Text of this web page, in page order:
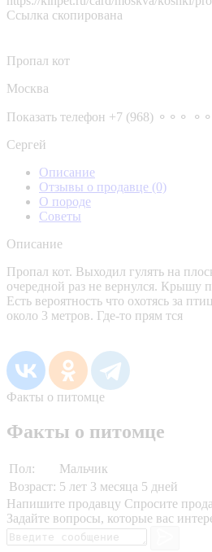
Ссылка скопирована
Пропал кот
Москва
Показать телефон +7 (968) ⚬⚬⚬
Сергей
Описание
Отзывы о продавце (0)
О породе
Советы
Описание
Пропал кот. Выходил гулять на
очередной раз не вернулся. Крышу
Есть вероятность что охотясь за
около 3 метров. Где-то прям тся
Факты о питомце
Факты о питомце
Пол:
Мальчик
Возраст: 5 лет 3 месяца 5 дней
Напишите продавцу Спросите
Задайте вопросы, которые вас